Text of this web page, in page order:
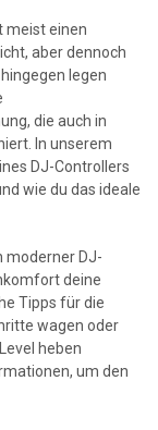
meist einen
aber dennoch
legen
die auch in
In unserem
DJ-Controllers
wie du das ideale
moderner DJ-
deine
Tipps für die
wagen oder
heben
um den